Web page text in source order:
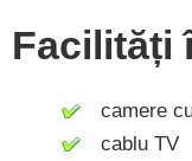
Facilități
camere
cablu TV